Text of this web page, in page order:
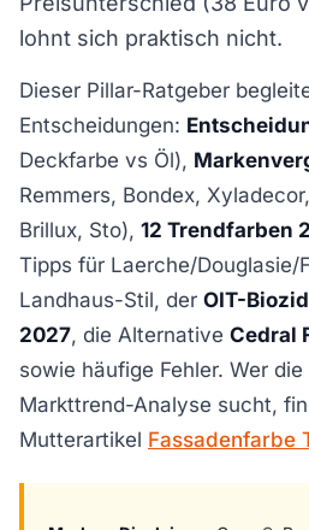
lohnt sich praktisch nicht.
Dieser Pillar-Ratgeber
Entscheidungen:
Deckfarbe vs Öl),
Remmers, Bondex,
Brillux, Sto), 12 Trendfarben
Tipps für Laerche/Douglasie/
Landhaus-Stil, der OIT-
2027, die Alternative Cedral
sowie häufige Fehler. Wer
Markttrend-Analyse sucht,
Mutterartikel Fassadenfarbe